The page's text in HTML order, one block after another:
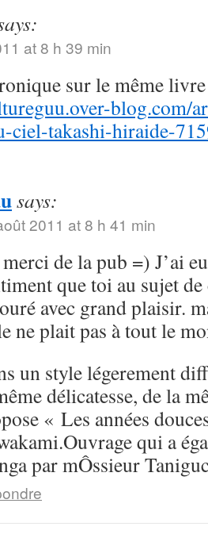
at 8 h 39 min
sur le même
blog.com/
ciel-takashi-hiraide-
says:
2011 at 8 h 41 min
de la pub =) J’ai
que toi au sujet
avec grand plaisir.
ne plait pas à tout le
un style légerement
délicatesse, de la
« Les années
qui a
par mÔssieur